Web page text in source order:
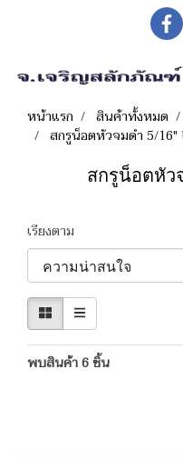
หน้าแรก สินค้าทั้งหมด
สกรูน็อตหัวจมดำ 5/16"
สกรูน็อตหัวจ
เรียงตาม
พบสินค้า 6 ชิ้น